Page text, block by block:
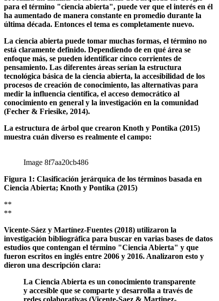
1. La diversidad de la ciencia abierta
Si realiza un análisis de las consultas de búsqueda en Google
para el término "ciencia abierta", puede ver que el interés en él
ha aumentado de manera constante en promedio durante la
última década. Entonces el tema es completamente nuevo.
La ciencia abierta puede tomar muchas formas, el término no
está claramente definido. Dependiendo de en qué área se
enfoque más, se pueden identificar cinco corrientes de
pensamiento. Las diferentes áreas serían la estructura
tecnológica básica de la ciencia abierta, la accesibilidad de los
procesos de creación de conocimiento, las alternativas para
medir la influencia científica, el acceso democrático al
conocimiento en general y la investigación en la comunidad
La estructura de árbol que crearon Knoth y Pontika (2015)
muestra cuán diverso es realmente el campo:
Image 8f7aa20cb486
Figura 1: Clasificación jerárquica de los términos basada en
**
**
Vicente-Sáez y Martínez-Fuentes (2018) utilizaron la
investigación bibliográfica para buscar en varias bases de datos
estudios que contengan el término "Ciencia Abierta" y que
fueron escritos en inglés entre 2006 y 2016. Analizaron esto y
dieron una descripción clara: